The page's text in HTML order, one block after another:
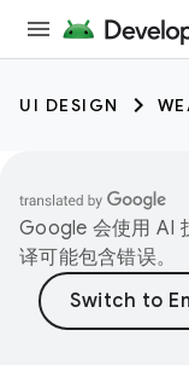
UI DESIGN
Google 会使用 AI
译可能包含错误。